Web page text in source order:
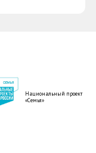
Национальный проект
«Семья»